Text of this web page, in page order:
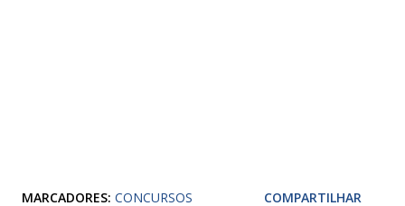
MARCADORES: CONCURSOS COMPARTILHAR